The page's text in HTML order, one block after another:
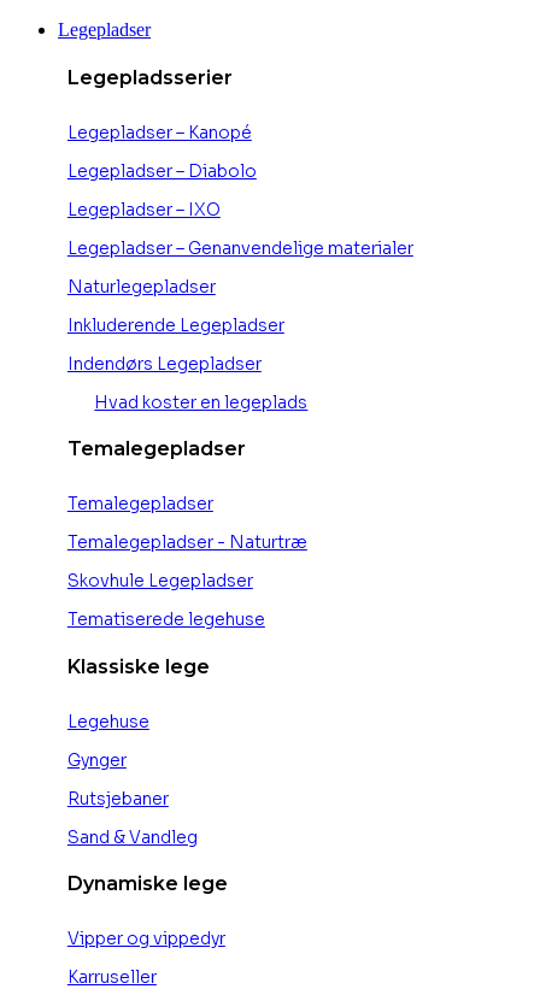
Legepladser
Legepladsserier
Legepladser – Kanopé
Legepladser – Diabolo
Legepladser – IXO
Legepladser – Genanvendelige materialer
Naturlegepladser
Inkluderende Legepladser
Indendørs Legepladser
Hvad koster en legeplads
Temalegepladser
Temalegepladser
Temalegepladser - Naturtræ
Skovhule Legepladser
Tematiserede legehuse
Klassiske lege
Legehuse
Gynger
Rutsjebaner
Sand & Vandleg
Dynamiske lege
Vipper og vippedyr
Karruseller